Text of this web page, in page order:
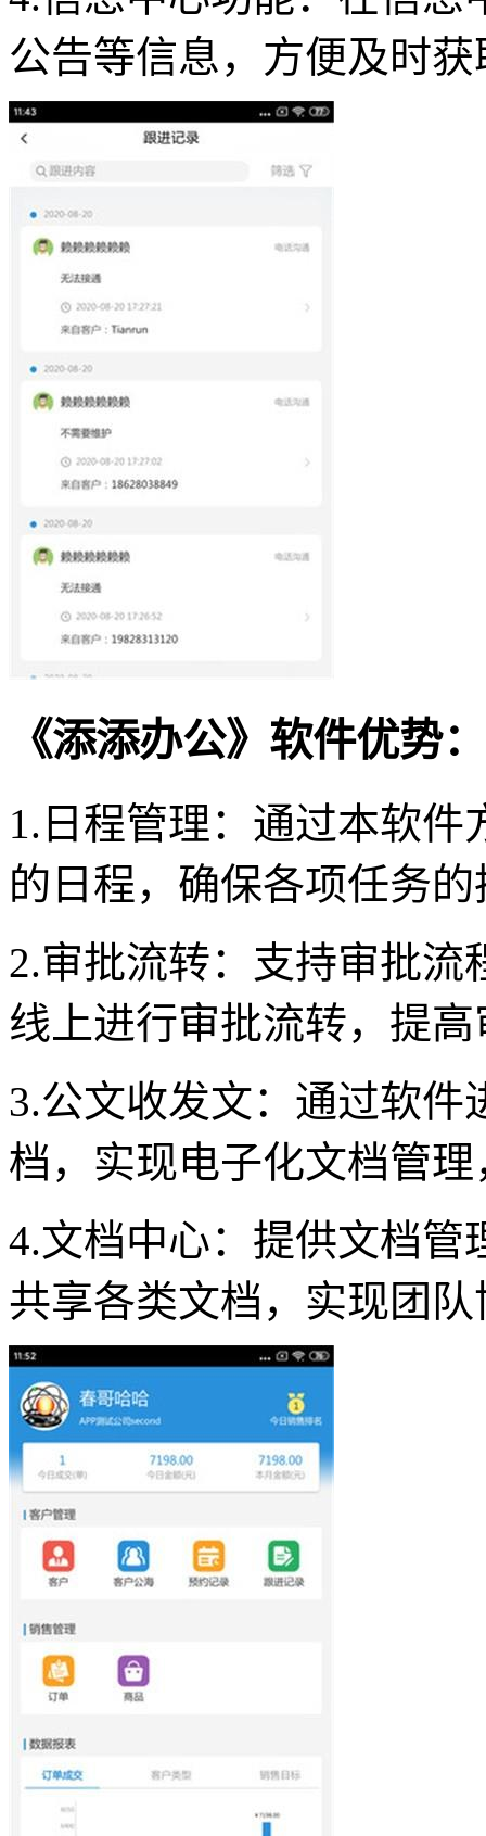
公告等信息，方便及时
《添添办公》软件优势：
1.日程管理：通过本软
的日程，确保各项任务
2.审批流转：支持审批
线上进行审批流转，提
3.公文收发文：通过软件
档，实现电子化文档管
4.文档中心：提供文档管
共享各类文档，实现团